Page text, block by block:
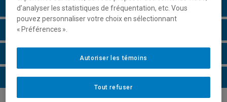
Description du cours
Horaire - Été 2026
Horaire - Automne 2026
Horaire - Hiver 2027
d’analyser les statistiques de fréquentation, etc. Vous
pouvez personnaliser votre choix en sélectionnant
« Préférences ».
Tout refuser
Autoriser les témoins